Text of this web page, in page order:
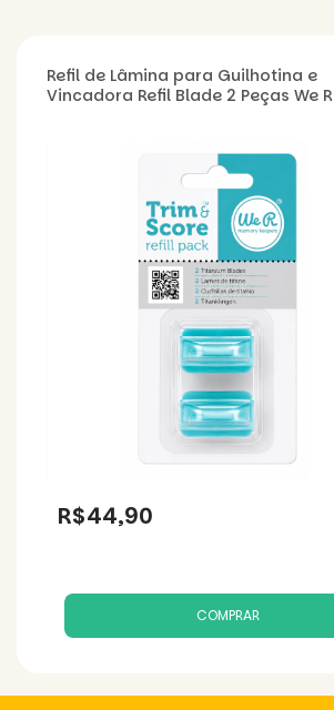
Refil de Lâmina para Guilhotina e
Vincadora Refil Blade 2 Peças We R
R$44,90